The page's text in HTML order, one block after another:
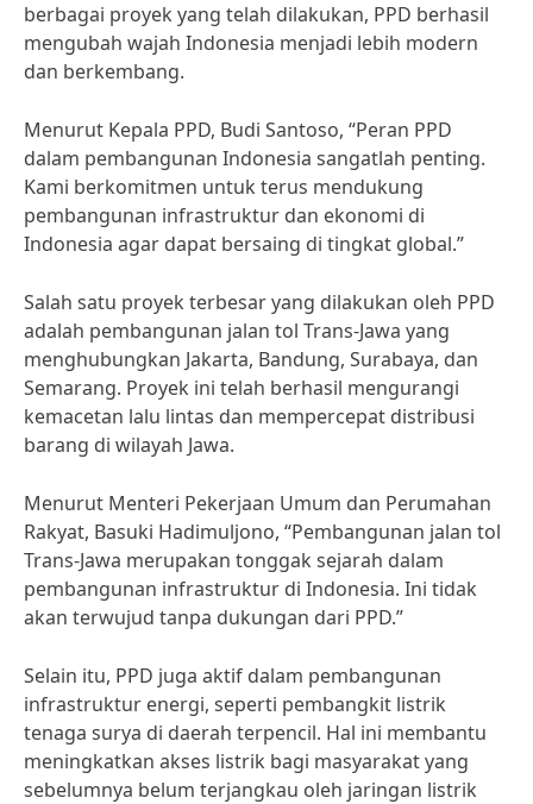
berbagai proyek yang telah dilakukan, PPD berhasil
mengubah wajah Indonesia menjadi lebih modern
dan berkembang.
Menurut Kepala PPD, Budi Santoso, “Peran PPD
dalam pembangunan Indonesia sangatlah penting.
Kami berkomitmen untuk terus mendukung
pembangunan infrastruktur dan ekonomi di
Indonesia agar dapat bersaing di tingkat global.”
Salah satu proyek terbesar yang dilakukan oleh PPD
adalah pembangunan jalan tol Trans-Jawa yang
menghubungkan Jakarta, Bandung, Surabaya, dan
Semarang. Proyek ini telah berhasil mengurangi
kemacetan lalu lintas dan mempercepat distribusi
barang di wilayah Jawa.
Menurut Menteri Pekerjaan Umum dan Perumahan
Rakyat, Basuki Hadimuljono, “Pembangunan jalan tol
Trans-Jawa merupakan tonggak sejarah dalam
pembangunan infrastruktur di Indonesia. Ini tidak
akan terwujud tanpa dukungan dari PPD.”
Selain itu, PPD juga aktif dalam pembangunan
infrastruktur energi, seperti pembangkit listrik
tenaga surya di daerah terpencil. Hal ini membantu
meningkatkan akses listrik bagi masyarakat yang
sebelumnya belum terjangkau oleh jaringan listrik